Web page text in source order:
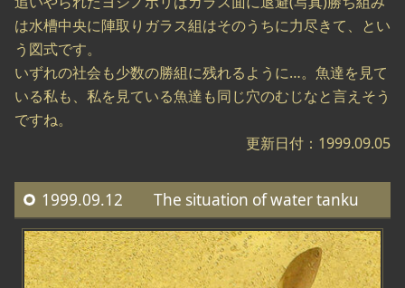
は水槽中央に陣取りガラス組はそのうちに力尽きて、とい
う図式です。
いずれの社会も少数の勝組に残れるように…。魚達を見て
いる私も、私を見ている魚達も同じ穴のむじなと言えそう
ですね。
更新日付：1999.09.05
1999.09.12 The situation of water tanku